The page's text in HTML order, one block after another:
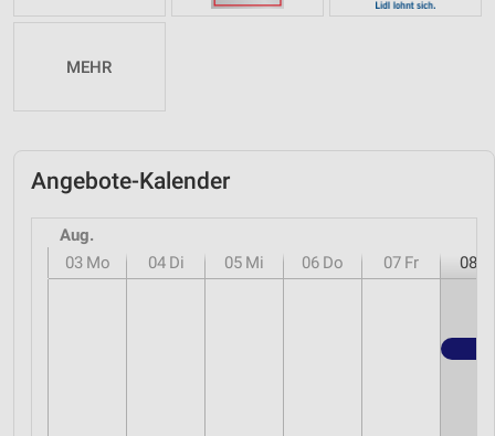
MEHR
Angebote-Kalender
Aug.
03 Mo 04 Di 05 Mi 06 Do 07 Fr 08